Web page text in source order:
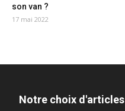
son van ?
17 mai 2022
Notre choix d'articles